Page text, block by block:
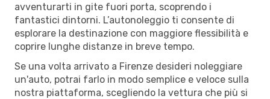
avventurarti in gite fuori porta, scoprendo i
fantastici dintorni. L’autonoleggio ti consente di
esplorare la destinazione con maggiore flessibilità e
coprire lunghe distanze in breve tempo.
Se una volta arrivato a Firenze desideri noleggiare
un'auto, potrai farlo in modo semplice e veloce sulla
nostra piattaforma, scegliendo la vettura che più si